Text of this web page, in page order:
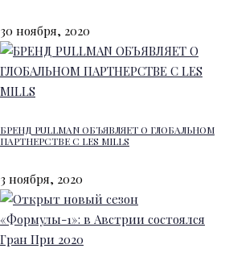
30 ноября, 2020
БРЕНД PULLMAN ОБЪЯВЛЯЕТ О ГЛОБАЛЬНОМ
ПАРТНЕРСТВЕ С LES MILLS
3 ноября, 2020